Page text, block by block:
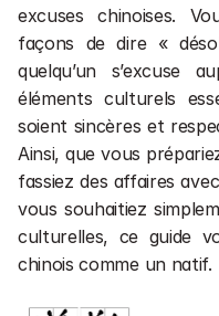
excuses chinoises.
façons de dire «
quelqu’un s’excuse
éléments culturels
soient sincères et
Ainsi, que vous
fassiez des affaires
vous souhaitiez
culturelles, ce guide
chinois comme un natif.